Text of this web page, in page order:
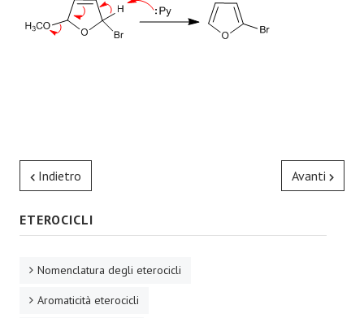
Indietro Avanti
ETEROCICLI
Nomenclatura degli eterocicli
Aromaticità eterocicli